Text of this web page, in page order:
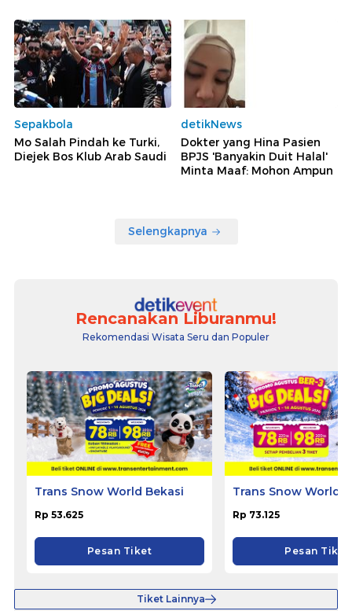
Sepakbola
Mo Salah Pindah ke Turki,
Diejek Bos Klub Arab Saudi
detikNews
Dokter yang Hina Pasien
BPJS 'Banyakin Duit Halal'
Minta Maaf: Mohon Ampun
Selengkapnya
Rencanakan Liburanmu!
Rekomendasi Wisata Seru dan Populer
Trans Snow World Bekasi
Rp 53.625
Pesan Tiket
Trans Snow World
Rp 73.125
Pesan Tiket
Tiket Lainnya